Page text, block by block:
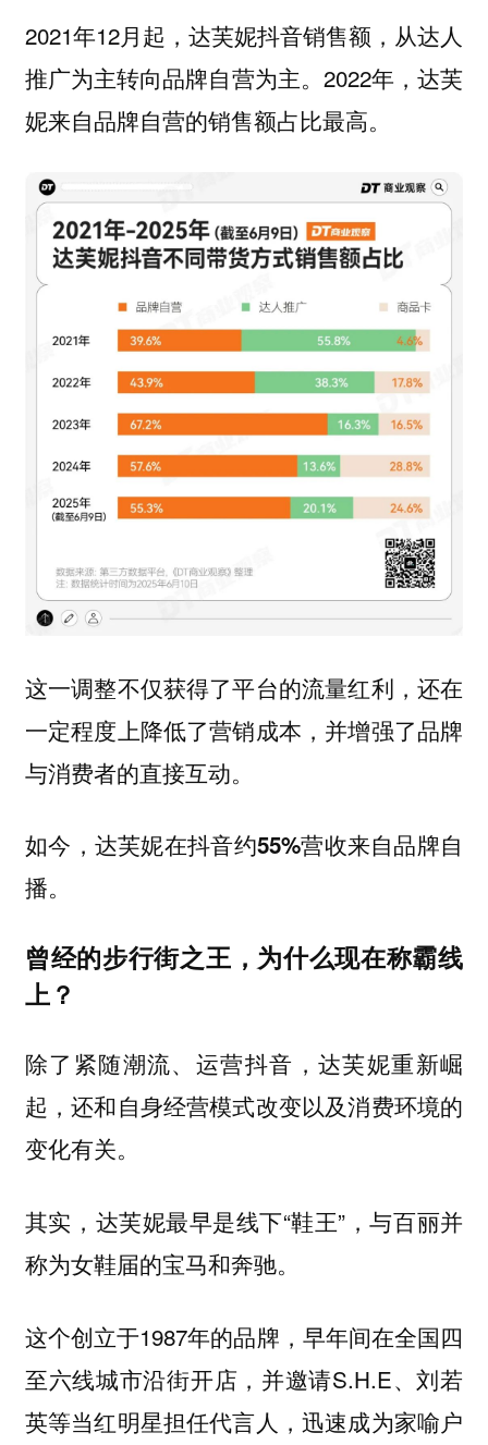
2021年12月起，达芙妮抖音销售额，从达人
推广为主转向品牌自营为主。2022年，达芙
妮来自品牌自营的销售额占比最高。
这一调整不仅获得了平台的流量红利，还在
一定程度上降低了营销成本，并增强了品牌
与消费者的直接互动。
如今，达芙妮在抖音约55%营收来自品牌自
播。
曾经的步行街之王，为什么现在称霸线
上？
除了紧随潮流、运营抖音，达芙妮重新崛
起，还和自身经营模式改变以及消费环境的
变化有关。
其实，达芙妮最早是线下“鞋王”，与百丽并
称为女鞋届的宝马和奔驰。
这个创立于1987年的品牌，早年间在全国四
至六线城市沿街开店，并邀请S.H.E、刘若
英等当红明星担任代言人，迅速成为家喻户